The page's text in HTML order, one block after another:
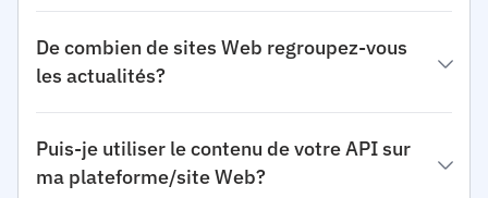
De combien de sites Web regroupez-vous
les actualités?
Puis-je utiliser le contenu de votre API sur
ma plateforme/site Web?